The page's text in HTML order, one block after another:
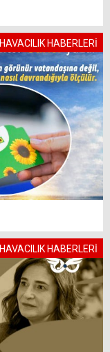
HAVACILIK HABERLERİ
HAVACILIK HABERLERİ